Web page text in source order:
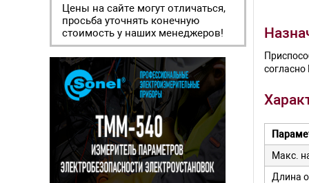
Цены на сайте могут отличаться,
просьба уточнять конечную
стоимость у наших менеджеров!
согласно
Макс.
Длина